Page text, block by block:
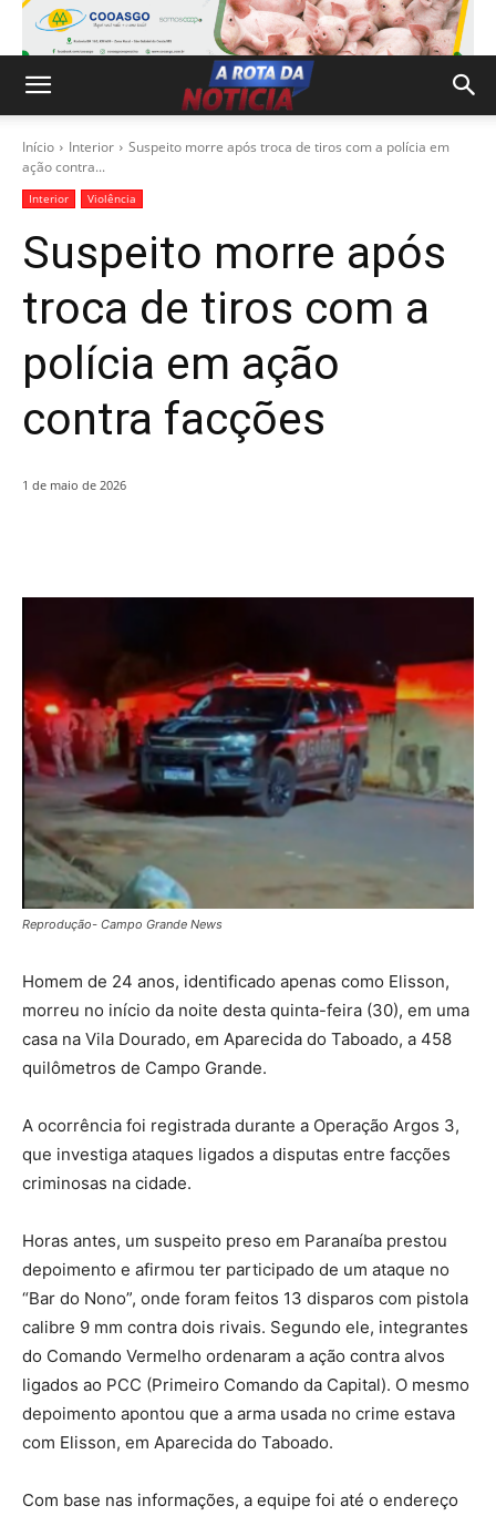
Início Interior
Suspeito morre após troca de tiros com a polícia em
ação contra...
Interior Violência
Suspeito morre após
troca de tiros com a
polícia em ação
contra facções
1 de maio de 2026
Reprodução- Campo Grande News
Homem de 24 anos, identificado apenas como Elisson,
morreu no início da noite desta quinta-feira (30), em uma
casa na Vila Dourado, em Aparecida do Taboado, a 458
quilômetros de Campo Grande.
A ocorrência foi registrada durante a Operação Argos 3,
que investiga ataques ligados a disputas entre facções
criminosas na cidade.
Horas antes, um suspeito preso em Paranaíba prestou
depoimento e afirmou ter participado de um ataque no
“Bar do Nono”, onde foram feitos 13 disparos com pistola
calibre 9 mm contra dois rivais. Segundo ele, integrantes
do Comando Vermelho ordenaram a ação contra alvos
ligados ao PCC (Primeiro Comando da Capital). O mesmo
depoimento apontou que a arma usada no crime estava
com Elisson, em Aparecida do Taboado.
Com base nas informações, a equipe foi até o endereço